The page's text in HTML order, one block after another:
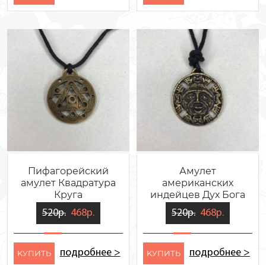
Пифагорейский
амулет Квадратура
Круга
520р. 468р.
KУПИТЬ подробнее >
Амулет
американских
индейцев Дух Бога
Солнца
520р. 468р.
KУПИТЬ подробнее >